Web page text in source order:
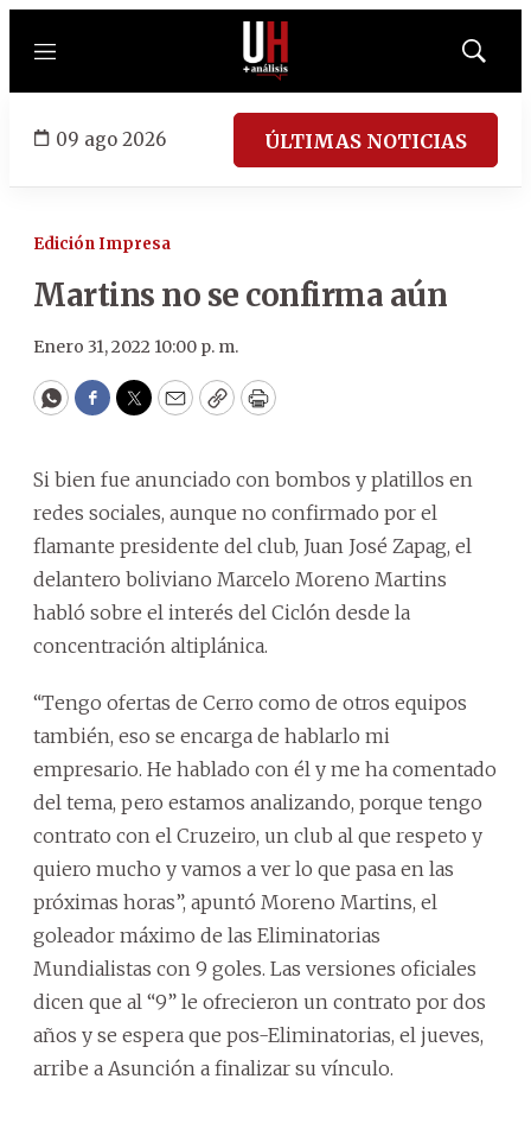
Menú
Mostrar
09 ago 2026 ÚLTIMAS NOTICIAS
Edición Impresa
Martins no se confirma aún
Enero 31, 2022 10:00 p. m.
WhatsApp
Facebook
Twitter
EmailCopyPrint
Si bien fue anunciado con bombos y platillos en
redes sociales, aunque no confirmado por el
flamante presidente del club, Juan José Zapag, el
delantero boliviano Marcelo Moreno Martins
habló sobre el interés del Ciclón desde la
concentración altiplánica.
“Tengo ofertas de Cerro como de otros equipos
también, eso se encarga de hablarlo mi
empresario. He hablado con él y me ha comentado
del tema, pero estamos analizando, porque tengo
contrato con el Cruzeiro, un club al que respeto y
quiero mucho y vamos a ver lo que pasa en las
próximas horas”, apuntó Moreno Martins, el
goleador máximo de las Eliminatorias
Mundialistas con 9 goles. Las versiones oficiales
dicen que al “9” le ofrecieron un contrato por dos
años y se espera que pos-Eliminatorias, el jueves,
arribe a Asunción a finalizar su vínculo.